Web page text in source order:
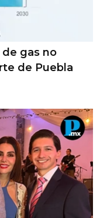
gas no
de Puebla